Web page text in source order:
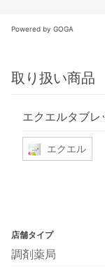
Powered by GOGA
取り扱い商品
エクエルタブレ
エクエル
店舗タイプ
調剤薬局